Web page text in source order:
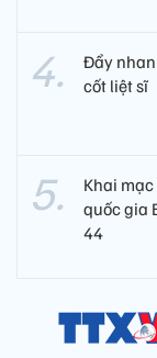
Đẩy
cốt liệt sĩ
Khai
quốc gia
44